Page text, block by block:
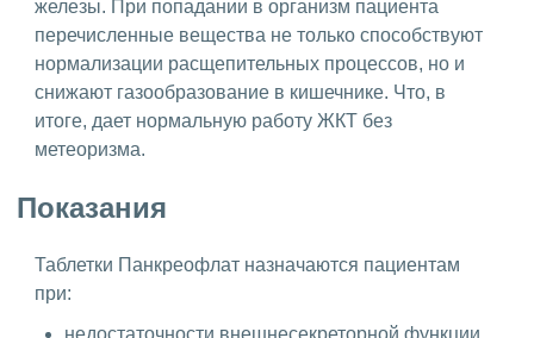
железы. При попадании в организм пациента
перечисленные вещества не только способствуют
нормализации расщепительных процессов, но и
снижают газообразование в кишечнике. Что, в
итоге, дает нормальную работу ЖКТ без
метеоризма.
Показания
Таблетки Панкреофлат назначаются пациентам
при: